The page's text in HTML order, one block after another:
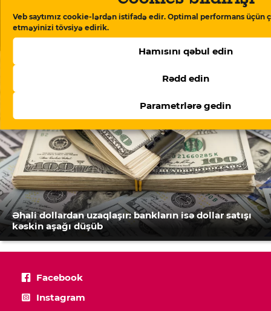
Veb saytımız cookie-lərdən istifadə edir. Optimal performans üçün
etməyinizi tövsiyə edirik.
Hamısını qəbul edin
Rədd edin
Parametrlərə gedin
Neft şirkətlərinin vergi ödəmələri 22 faizdən çox
azalıb
Əhali dollardan uzaqlaşır: bankların isə dollar satışı
kəskin aşağı düşüb
Facebook
Instagram